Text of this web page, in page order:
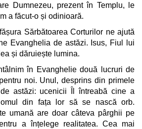
Dumnezeu, prezent în Templu, le
a făcut-o și odinioară.
Sărbătoarea Corturilor ne ajută
Evanghelia de astăzi. Isus, Fiul lui
și dăruiește lumina.
în Evanghelie două lucruri de
noi. Unul, desprins din primele
astăzi: ucenicii Îl întreabă cine a
din fața lor să se nască orb.
umană are doar câteva pârghii pe
a înțelege realitatea. Cea mai